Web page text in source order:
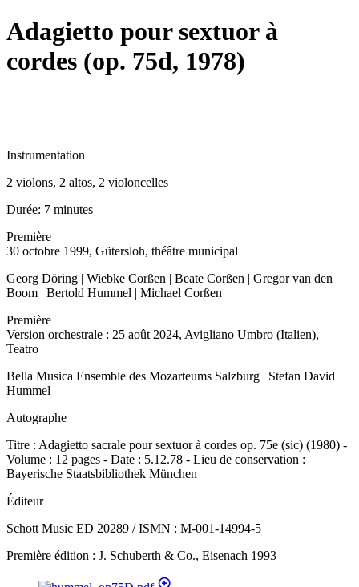
Adagietto pour sextuor à
cordes (op. 75d, 1978)
Instrumentation
2 violons, 2 altos, 2 violoncelles
Durée: 7 minutes
Première
30 octobre 1999, Gütersloh, théâtre municipal
Georg Döring | Wiebke Corßen | Beate Corßen | Gregor van den
Boom | Bertold Hummel | Michael Corßen
Première
Version orchestrale : 25 août 2024, Avigliano Umbro (Italien),
Teatro
Bella Musica Ensemble des Mozarteums Salzburg | Stefan David
Hummel
Autographe
Titre : Adagietto sacrale pour sextuor à cordes op. 75e (sic) (1980) -
Volume : 12 pages - Date : 5.12.78 - Lieu de conservation :
Bayerische Staatsbibliothek München
Éditeur
Schott Music ED 20289 / ISMN : M-001-14994-5
Première édition : J. Schuberth & Co., Eisenach 1993